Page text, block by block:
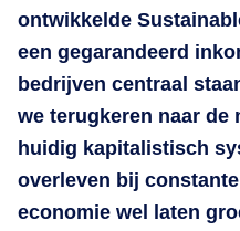
ontwikkelde
een gegarandeerd
bedrijven centraal
we terugkeren naar de
huidig kapitalistisch
overleven bij
economie wel laten